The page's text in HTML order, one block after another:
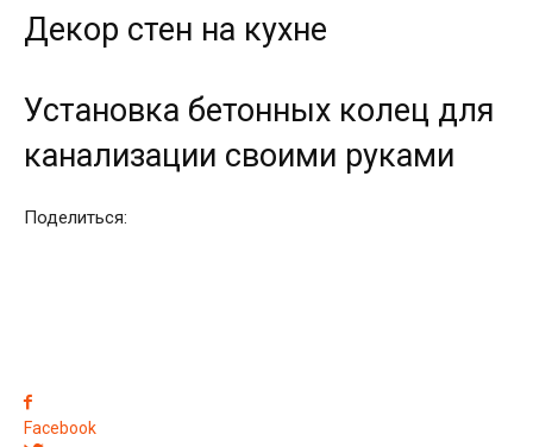
Декор стен на кухне
Установка бетонных колец для
канализации своими руками
Поделиться:
Facebook